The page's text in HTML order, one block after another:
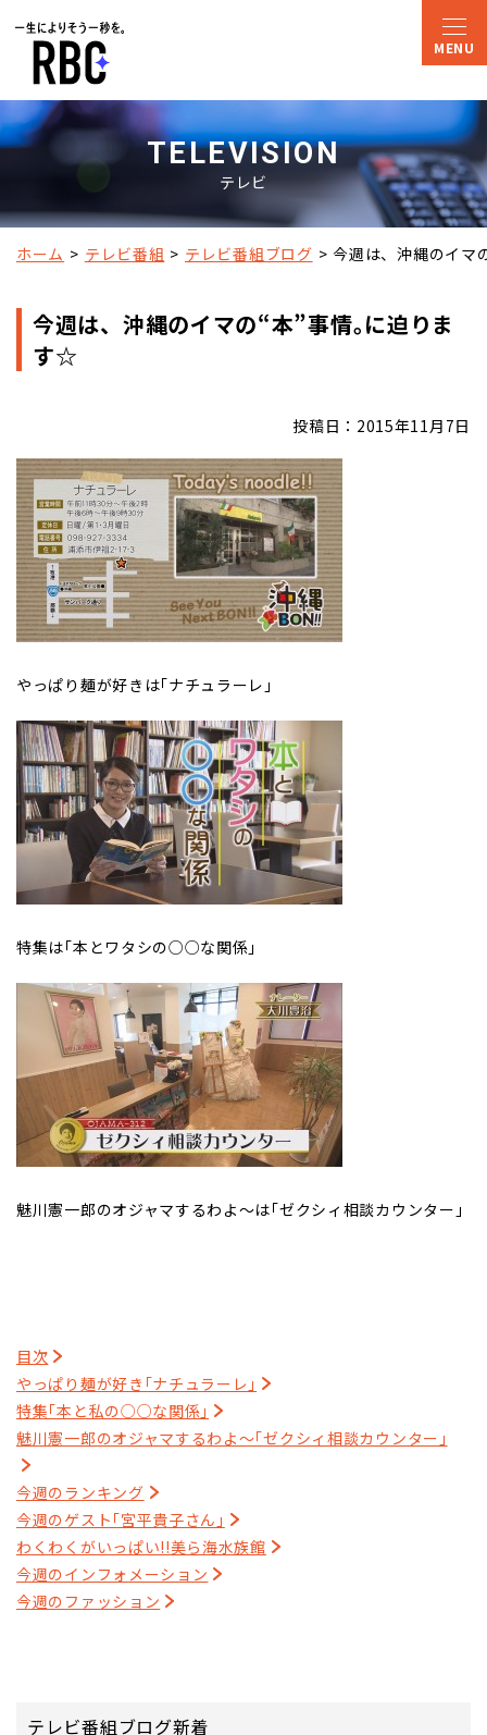
TELEVISION
テレビ
ホーム テレビ番組 テレビ番組ブログ 今週は、沖縄のイマ
今週は、沖縄のイマの“本”事情｡に迫りま
す☆
投稿日：2015年11月7日
やっぱり麺が好きは｢ナチュラーレ｣
特集は｢本とワタシの○○な関係｣
魅川憲一郎のオジャマするわよ～は｢ゼクシィ相談カウンター｣
目次
やっぱり麺が好き｢ナチュラーレ｣
特集｢本と私の○○な関係｣
魅川憲一郎のオジャマするわよ～｢ゼクシィ相談カウンター｣
今週のランキング
今週のゲスト｢宮平貴子さん｣
わくわくがいっぱい!!美ら海水族館
今週のインフォメーション
今週のファッション
テレビ番組ブログ新着